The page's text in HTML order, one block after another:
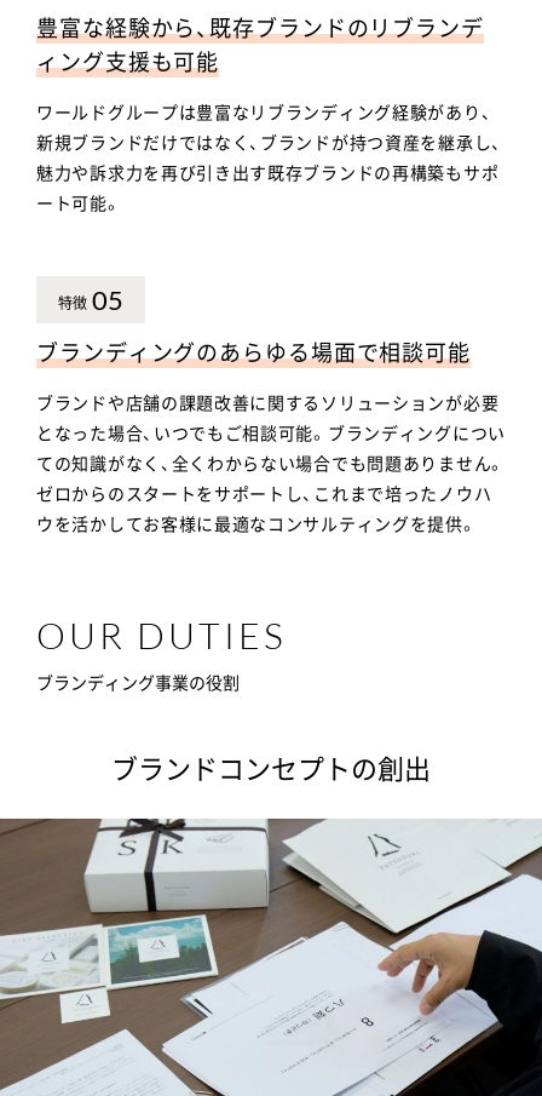
豊富な経験から、既存ブランドのリブランデ
ィング支援も可能
ワールドグループは豊富なリブランディング経験があり、
新規ブランドだけではなく、ブランドが持つ資産を継承し、
魅力や訴求力を再び引き出す既存ブランドの再構築もサポ
ート可能。
特徴 05
ブランディングのあらゆる場面で相談可能
ブランドや店舗の課題改善に関するソリューションが必要
となった場合、いつでもご相談可能。ブランディングについ
ての知識がなく、全くわからない場合でも問題ありません。
ゼロからのスタートをサポートし、これまで培ったノウハ
ウを活かしてお客様に最適なコンサルティングを提供。
OUR DUTIES
ブランディング事業の役割
ブランドコンセプトの創出